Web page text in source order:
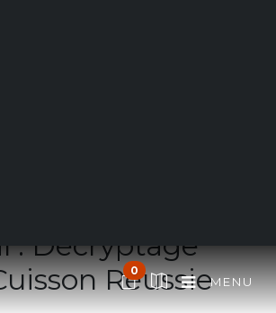
0
MENU
: Décryptage
Réussie